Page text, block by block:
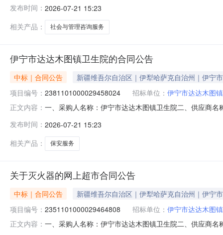
1.0035853.1335853.13服务要求或标的基本概况：七、
1377913
发布时间： 2026-07-21 15:23
相关产品：
社会与管理咨询服务
伊宁市达达木图镇卫生院的合同公告
中标｜合同公告
新疆维吾尔自治区｜伊犁哈萨克自治州｜伊宁市
项目编号： 2381101000029458024 招标单位： 伊宁市达达木图
正文内容： 一、采购人名称：伊宁市达达木图镇卫生院二、供应商
或标的基本概况：七、其它事项：详见附件中的合同文
发布时间： 2026-07-21 15:23
相关产品：
保安服务
关于灭火器的网上超市合同公告
中标｜合同公告
新疆维吾尔自治区｜伊犁哈萨克自治州｜伊宁市
项目编号： 2351101000029464808 招标单位： 伊宁市达达木图
正文内容： 一、采购人名称：伊宁市达达木图镇卫生院二、供应商